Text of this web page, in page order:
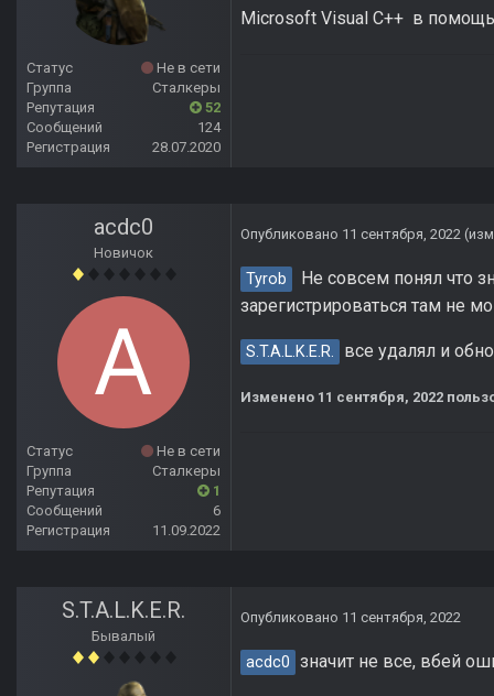
Статус
Не в сети
Группа
Сталкеры
Репутация
52
Сообщений
124
Регистрация
28.07.2020
Microsoft Visual C++ в помощь
acdc0
Новичок
Статус
Не в сети
Группа
Сталкеры
Репутация
1
Сообщений
6
Регистрация
11.09.2022
Опубликовано 11 сентября, 2022
Tyrob
Не совсем понял что
зарегистрироваться там не
S.T.A.L.K.E.R. все удалял и
Изменено 11 сентября, 2022
S.T.A.L.K.E.R.
Бывалый
Опубликовано 11 сентября, 2022
acdc0 значит не все, вбей